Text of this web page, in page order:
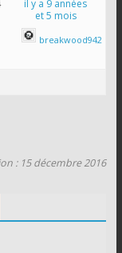
il y a 9 années
et 5 mois
breakwood942
: 15 décembre 2016